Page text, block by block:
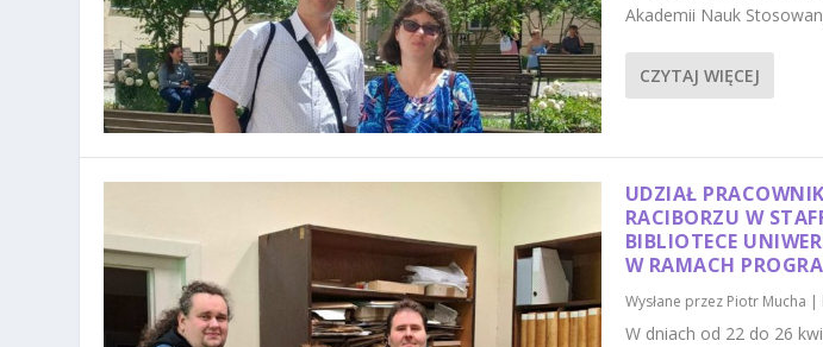
Akademii Nauk
CZYTAJ WIĘCEJ
UDZIAŁ
RACIBORZU W
BIBLIOTECE
W RAMACH
Wysłane przez Piotr Mucha |
W dniach od 22 do 26